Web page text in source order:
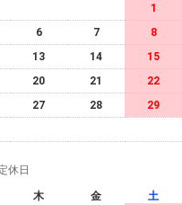
1
6 7
8
13 14
15
20 21
22
27 28
29
休日
木 金
土